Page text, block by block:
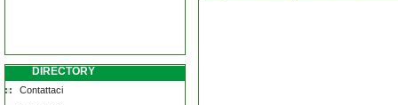
DIRECTORY
Contattaci